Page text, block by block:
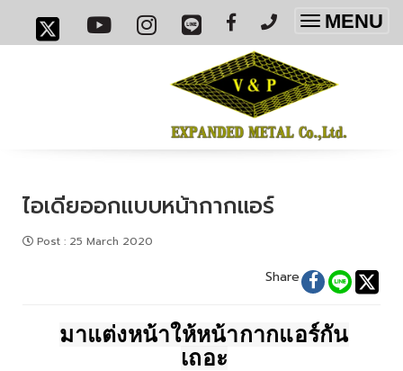
Toggle
MENU
ไอเดียออกแบบหน้ากากแอร์
Post : 25 March 2020
Share
มาแต่งหน้าให้หน้ากากแอร์กัน
เถอะ